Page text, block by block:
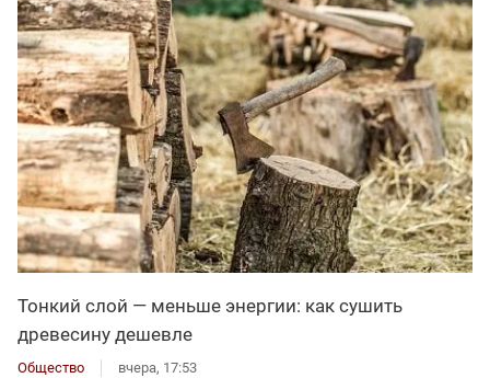
Тонкий слой — меньше энергии: как сушить
древесину дешевле
Общество вчера, 17:53